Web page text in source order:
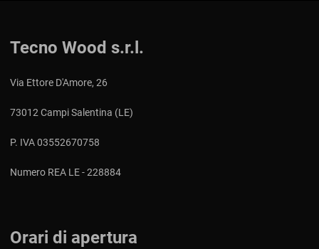
Tecno Wood s.r.l.
Via Ettore D'Amore, 26
73012 Campi Salentina (LE)
P. IVA 03552670758
Numero REA LE - 228884
Orari di apertura